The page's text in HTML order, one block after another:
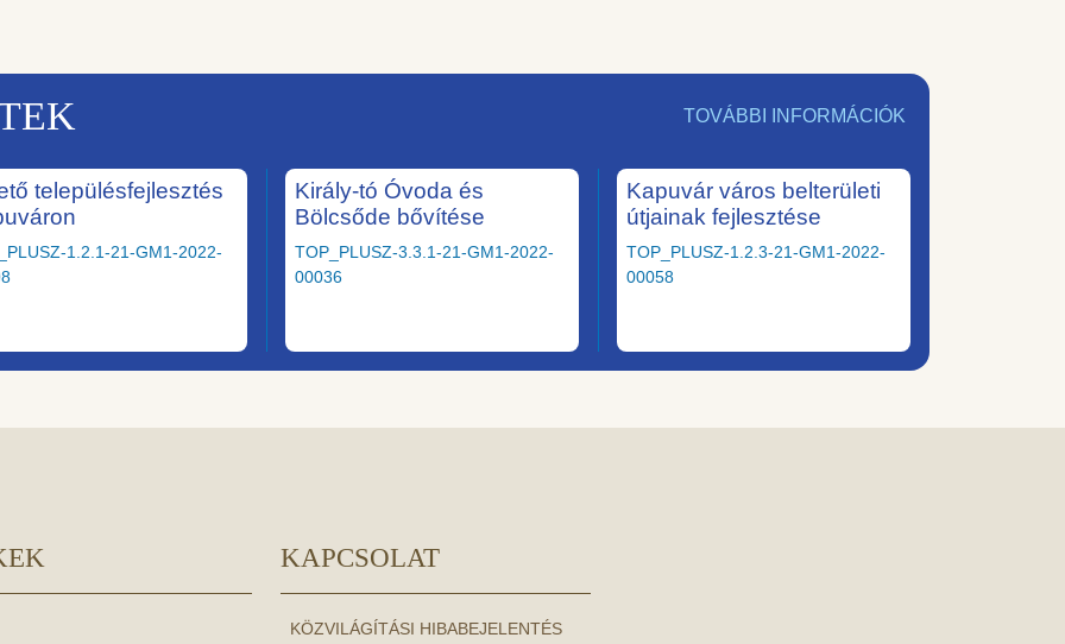
TOVÁBBI INFORMÁCIÓK
településfejlesztés
1.2.1-21-GM1-2022-
Király-tó Óvoda és
Bölcsőde bővítése
TOP_PLUSZ-3.3.1-21-GM1-2022-
00036
Kapuvár város belterületi
útjainak fejlesztése
TOP_PLUSZ-1.2.3-21-GM1-2022-
00058
KAPCSOLAT
KÖZVILÁGÍTÁSI HIBABEJELENTÉS